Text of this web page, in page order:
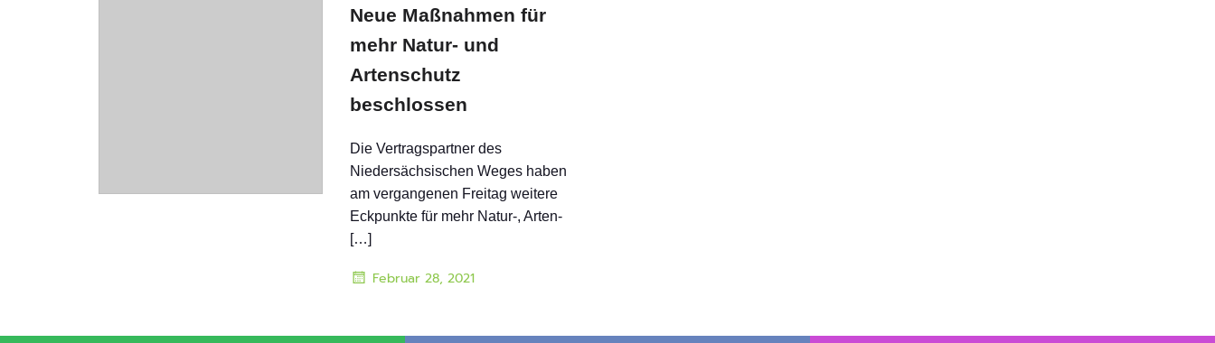
Neue Maßnahmen für
mehr Natur- und
Artenschutz
beschlossen
Die Vertragspartner des
Niedersächsischen Weges haben
am vergangenen Freitag weitere
Eckpunkte für mehr Natur-, Arten-
[…]
Februar 28, 2021